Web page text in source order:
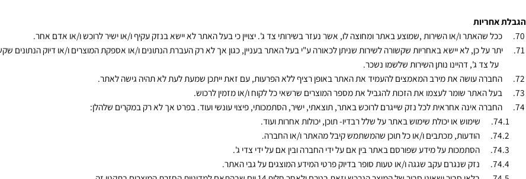
לרבות באמצעות דיוור ישיר, הודעות
(בזק ושידורים), התשמ"ב-1982
.
מצהיר כי לא תהיה לו כל טענה בנוגע לפרסומות ו/או המבצעים המוצגים באתר. יודגש כי דף "מסך המוצר" הוא הגובר במידה וקיימים פערים בין
מצהיר כי הוא מודע שהאתר אוסף אודותיו פרטים כאמור וייתכן שמעת לעת יוצג לו פרסומות בכדי לשפר את חווית הקניה שלו ו/או לעניין אותו במוצרים
שהאתר ו/או השירות ,שמוצע באתר ומחוצה לו, אשר נעזר בשירותי צד ג'. יצויין כי בעל האתר לא יישא בנזק עקיף ו/או ישיר לרוכש ו/או אדם אחר.
על כן, לא יישא באחריות שקשורה לשירות שניתן לכאורה ע"י בעל האתר בעניין, כגון אך לא רק העברת הנתונים ו/או אספקת המוצרים ו/או דיוק הנתונים
צד ג', דהיינו נותן השירות שלשמו נשכר.
עושה את מירב המאמצים להעמיד את האתר באופן רציף ללא הפרעות, עם זאת ייתכן שמעת לעת לא תהיה גישה לאתר.
האתר שומר לעצמו את הזכות להגביל את מספר המוצרים שרשאי כל לקוח ו/או מזמין לרכוש.